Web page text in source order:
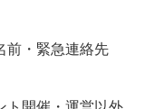
前・緊急連絡先